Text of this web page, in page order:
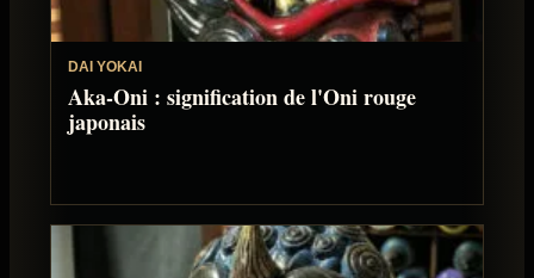
DAI YOKAI
Aka-Oni : signification de l'Oni rouge
japonais